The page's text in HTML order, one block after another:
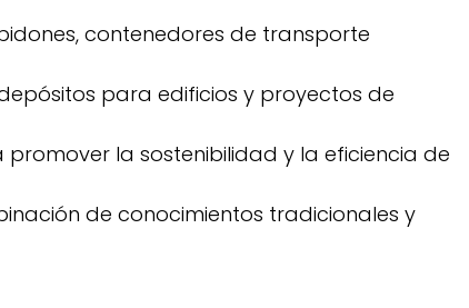
contenedores de transporte
para edificios y proyectos de
la sostenibilidad y la eficiencia de
de conocimientos tradicionales y